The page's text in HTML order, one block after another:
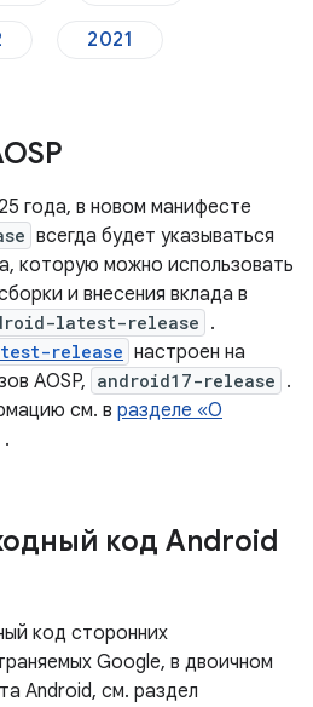
2021
года, в новом манифесте
всегда будет указываться
которую можно использовать
и внесения вклада в
latest-release .
release настроен на
AOSP, android17-release .
см. в разделе «О
.
код Android
код сторонних
Google, в двоичном
Android, см. раздел